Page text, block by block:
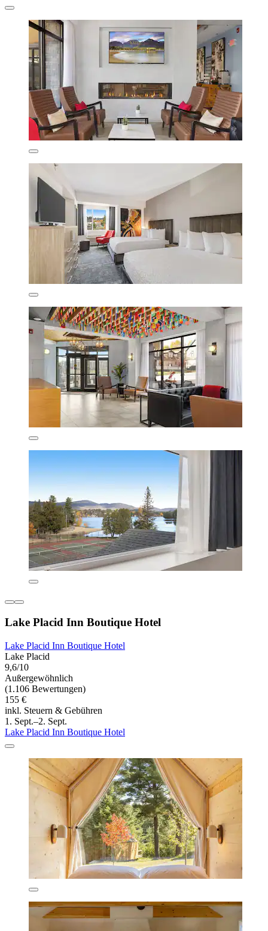
Lake Placid Inn Boutique Hotel
Lake Placid Inn Boutique Hotel
Lake Placid
9,6/10
Außergewöhnlich
(1.106 Bewertungen)
155 €
inkl. Steuern & Gebühren
1. Sept.–2. Sept.
Lake Placid Inn Boutique Hotel